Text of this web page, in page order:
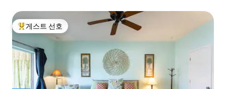
상위 게스트 선호
게스트 선호